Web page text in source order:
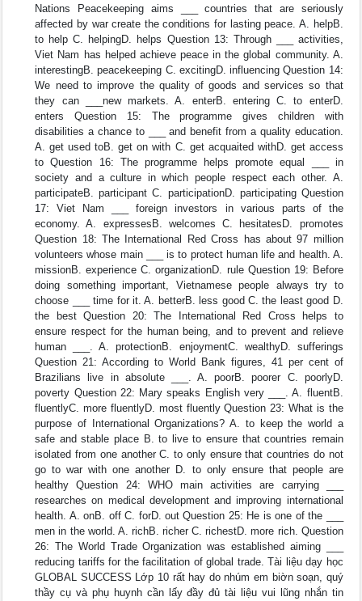
Nations Peacekeeping aims ___ countries that are seriously
affected by war create the conditions for lasting peace. A. helpB.
to help C. helpingD. helps Question 13: Through ___ activities,
Viet Nam has helped achieve peace in the global community. A.
interestingB. peacekeeping C. excitingD. influencing Question 14:
We need to improve the quality of goods and services so that
they can ___new markets. A. enterB. entering C. to enterD.
enters Question 15: The programme gives children with
disabilities a chance to ___ and benefit from a quality education.
A. get used toB. get on with C. get acquaited withD. get access
to Question 16: The programme helps promote equal ___ in
society and a culture in which people respect each other. A.
participateB. participant C. participationD. participating Question
17: Viet Nam ___ foreign investors in various parts of the
economy. A. expressesB. welcomes C. hesitatesD. promotes
Question 18: The International Red Cross has about 97 million
volunteers whose main ___ is to protect human life and health. A.
missionB. experience C. organizationD. rule Question 19: Before
doing something important, Vietnamese people always try to
choose ___ time for it. A. betterB. less good C. the least good D.
the best Question 20: The International Red Cross helps to
ensure respect for the human being, and to prevent and relieve
human ___. A. protectionB. enjoymentC. wealthyD. sufferings
Question 21: According to World Bank figures, 41 per cent of
Brazilians live in absolute ___. A. poorB. poorer C. poorlyD.
poverty Question 22: Mary speaks English very ___. A. fluentB.
fluentlyC. more fluentlyD. most fluently Question 23: What is the
purpose of International Organizations? A. to keep the world a
safe and stable place B. to live to ensure that countries remain
isolated from one another C. to only ensure that countries do not
go to war with one another D. to only ensure that people are
healthy Question 24: WHO main activities are carrying ___
researches on medical development and improving international
health. A. onB. off C. forD. out Question 25: He is one of the ___
men in the world. A. richB. richer C. richestD. more rich. Question
26: The World Trade Organization was established aiming ___
reducing tariffs for the facilitation of global trade. Tài liệu dạy học
GLOBAL SUCCESS Lớp 10 rất hay do nhúm em biờn soạn, quý
thầy cụ và phụ huynh cần lấy đầy đủ tài liệu vui lũng nhắn tin